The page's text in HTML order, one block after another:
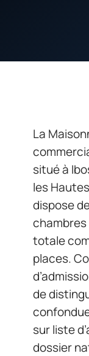
La
situé à
les
dispose
totale
places.
de
sur liste
dossier